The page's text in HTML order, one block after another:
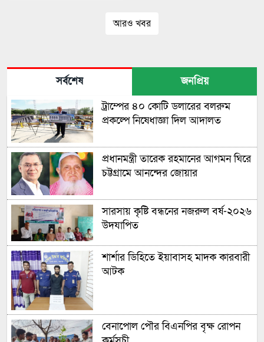
আরও খবর
সর্বশেষ জনপ্রিয়
ট্রাম্পের ৪০ কোটি ডলারের বলরুম
প্রকল্পে নিষেধাজ্ঞা দিল আদালত
প্রধানমন্ত্রী তারেক রহমানের আগমন ঘিরে
চট্টগ্রামে আনন্দের জোয়ার
সারসায় কৃষ্টি বন্ধনের নজরুল বর্ষ-২০২৬
উদযাপিত
শার্শার ডিহিতে ইয়াবাসহ মাদক কারবারী
আটক
বেনাপোল পৌর বিএনপির বৃক্ষ রোপন